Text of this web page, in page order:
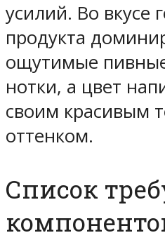
усилий. Во вкусе
продукта
ощутимые
нотки, а цвет
своим красивым
оттенком.
Список